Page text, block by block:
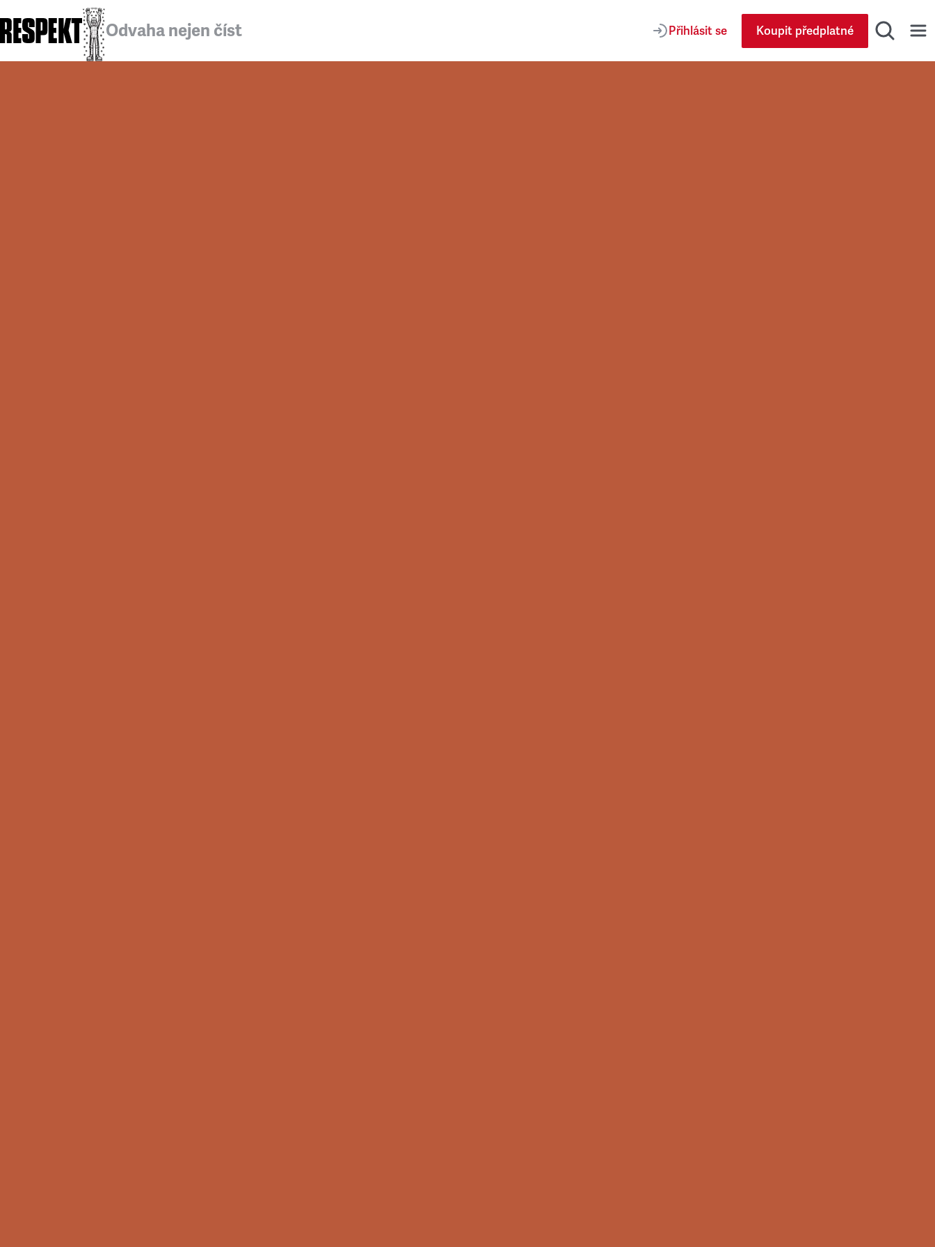
Odvaha nejen číst Přihlásit se Koupit předplatné